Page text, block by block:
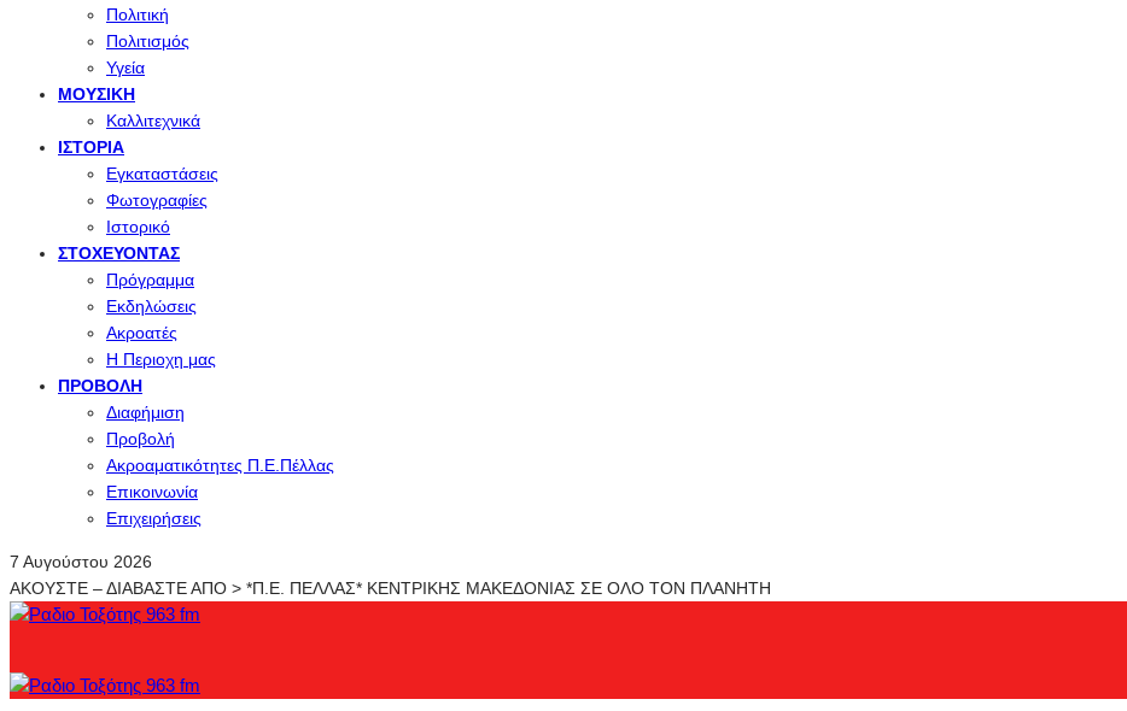
Πολιτική
Πολιτισμός
Υγεία
ΜΟΥΣΙΚΉ
Καλλιτεχνικά
ΙΣΤΟΡΊΑ
Εγκαταστάσεις
Φωτογραφίες
Ιστορικό
ΣΤΟΧΕΎΟΝΤΑΣ
Πρόγραμμα
Εκδηλώσεις
Ακροατές
Η Περιοχη μας
ΠΡΟΒΟΛΉ
Διαφήμιση
Προβολή
Ακροαματικότητες Π.Ε.Πέλλας
Επικοινωνία
Επιχειρήσεις
7 Αυγούστου 2026
ΑΚΟΥΣΤΕ – ΔΙΑΒΑΣΤΕ ΑΠΟ > *Π.Ε. ΠΕΛΛΑΣ* ΚΕΝΤΡΙΚΗΣ ΜΑΚΕΔΟΝΙΑΣ ΣΕ ΟΛΟ ΤΟΝ ΠΛΑΝΗΤΗ